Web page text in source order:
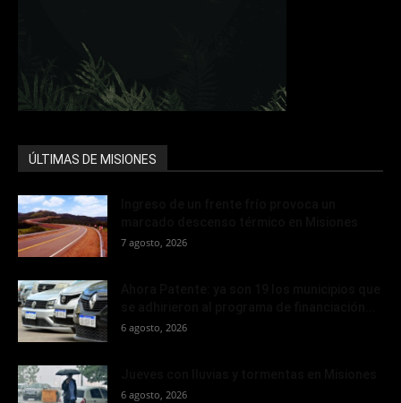
ÚLTIMAS DE MISIONES
7 agosto, 2026
6 agosto, 2026
6 agosto, 2026